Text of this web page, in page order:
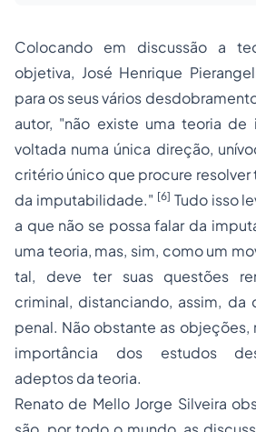
Colocando em discussão a
objetiva, José Henrique
para os seus vários
autor, "não existe uma teoria de
voltada numa única direção,
critério único que procure
da imputabilidade." [6] Tudo isso
a que não se possa falar da
uma teoria, mas, sim, como um
tal, deve ter suas questões
criminal, distanciando, assim,
penal. Não obstante as objeções,
importância dos estudos
adeptos da teoria.
Renato de Mello Jorge Silveira